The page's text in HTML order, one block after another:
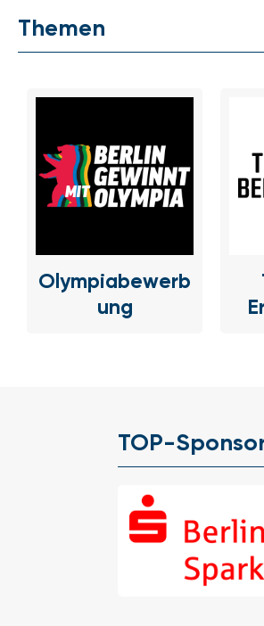
Themen
Olympiabewerb
ung
TOP-